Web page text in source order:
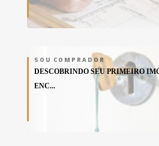
SOU COMPRADOR
DESCOBRINDO SEU PRIMEIRO
ENC...